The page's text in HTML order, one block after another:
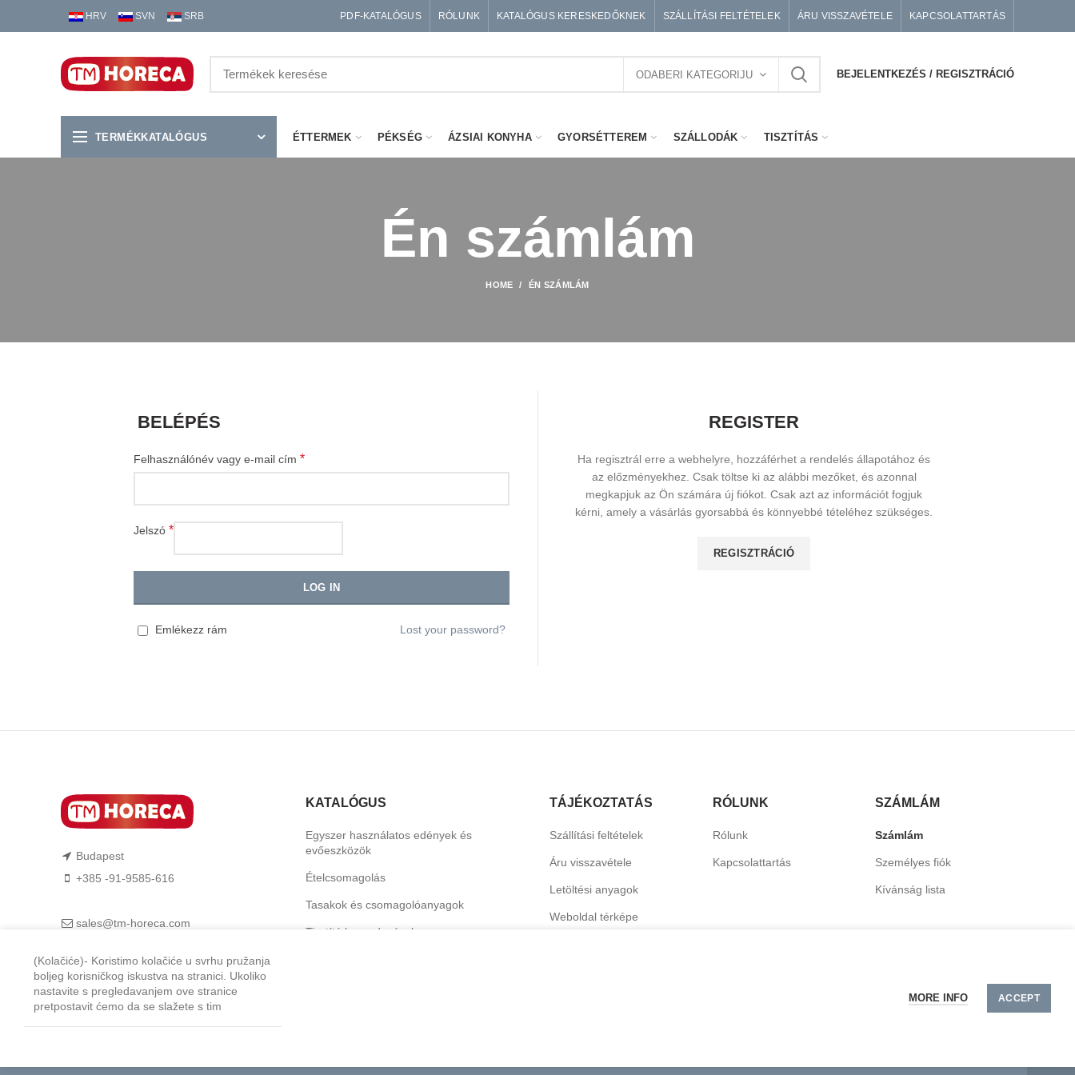
HRV SVN SRB PDF-KATALÓGUS RÓLUNK KATALÓGUS KERESKEDŐKNEK SZÁLLÍTÁSI FELTÉTELEK ÁRU VISSZAVÉTELE KAPCSOLATTARTÁS
ODABERI KATEGORIJU BEJELENTKEZÉS / REGISZTRÁCIÓ
TERMÉKKATALÓGUS ÉTTERMEK PÉKSÉG ÁZSIAI KONYHA GYORSÉTTEREM SZÁLLODÁK TISZTÍTÁS
Én számlám
HOME ÉN SZÁMLÁM
BELÉPÉS
Felhasználónév vagy e-mail cím *
Jelszó *
LOG IN
Lost your password?
Emlékezz rám
REGISTER
Ha regisztrál erre a webhelyre, hozzáférhet a rendelés állapotához és
az előzményekhez. Csak töltse ki az alábbi mezőket, és azonnal
megkapjuk az Ön számára új fiókot. Csak azt az információt fogjuk
kérni, amely a vásárlás gyorsabbá és könnyebbé tételéhez szükséges.
REGISZTRÁCIÓ
Budapest
+385 -91-9585-616
sales@tm-horeca.com
KATALÓGUS
Egyszer használatos edények és
evőeszközök
Ételcsomagolás
Tasakok és csomagolóanyagok
Tisztító berendezések
TÁJÉKOZTATÁS
Szállítási feltételek
Áru visszavétele
Letöltési anyagok
Weboldal térképe
RÓLUNK
Rólunk
Kapcsolattartás
SZÁMLÁM
Számlám
Személyes fiók
Kívánság lista
(Kolačiće)- Koristimo kolačiće u svrhu pružanja
boljeg korisničkog iskustva na stranici. Ukoliko
nastavite s pregledavanjem ove stranice
pretpostavit ćemo da se slažete s tim
MORE INFO ACCEPT